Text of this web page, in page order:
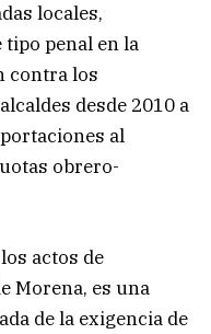
locales,
penal en la
contra los
desde 2010 a
al
obrero-
actos de
Morena, es una
de la exigencia de